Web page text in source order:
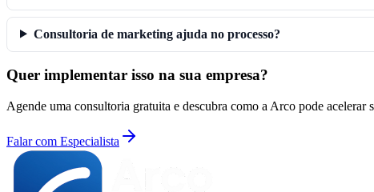
Consultoria de marketing ajuda no processo?
Quer implementar isso na sua empresa?
Agende uma consultoria gratuita e descubra como a Arco pode acelerar
Falar com Especialista